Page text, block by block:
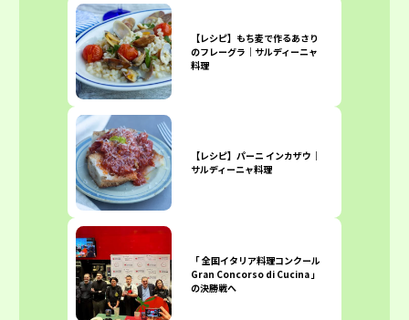
【レシピ】もち麦で作るあさり
のフレーグラ｜サルディーニャ
料理
【レシピ】パーニ インカザウ｜
サルディーニャ料理
「 全国イタリア料理コンクール
Gran Concorso di Cucina 」
の決勝戦へ